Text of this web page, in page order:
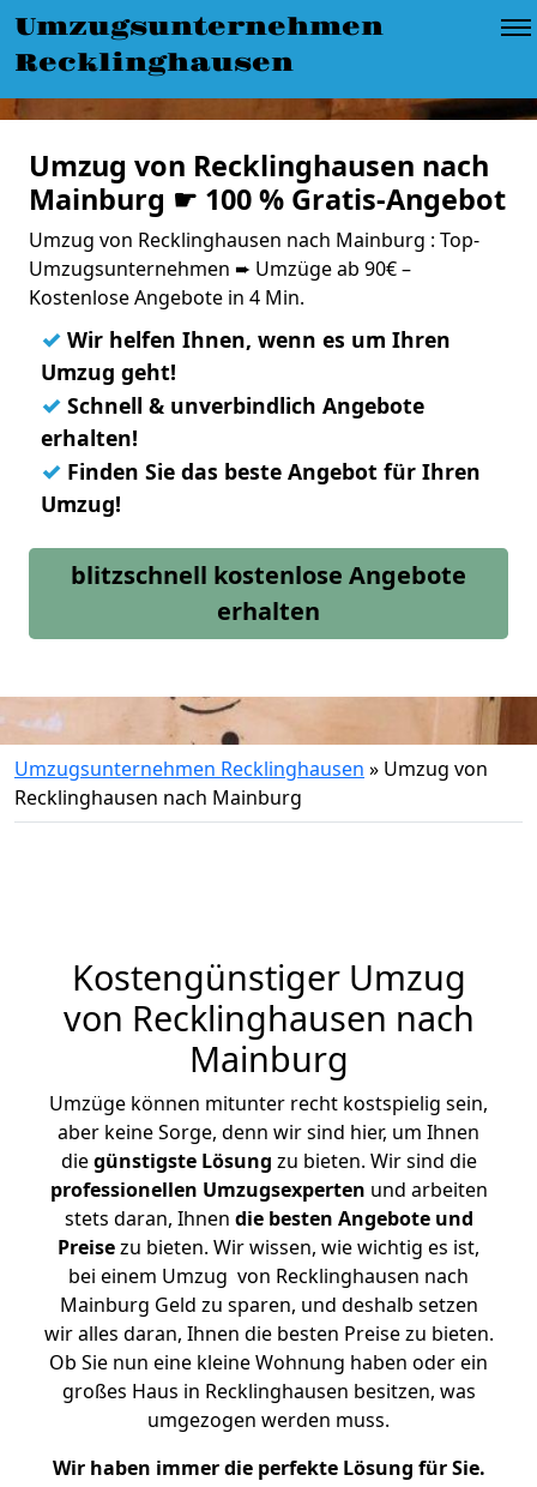
Umzugsunternehmen
Recklinghausen
Umzug von Recklinghausen nach
Mainburg ☛ 100 % Gratis-Angebot
Umzug von Recklinghausen nach Mainburg : Top-
Umzugsunternehmen ➨ Umzüge ab 90€ –
Kostenlose Angebote in 4 Min.
✓ Wir helfen Ihnen, wenn es um Ihren
Umzug geht!
✓ Schnell & unverbindlich Angebote
erhalten!
✓ Finden Sie das beste Angebot für Ihren
Umzug!
blitzschnell kostenlose Angebote
erhalten
Umzugsunternehmen Recklinghausen » Umzug von
Recklinghausen nach Mainburg
Kostengünstiger Umzug
von Recklinghausen nach
Mainburg
Umzüge können mitunter recht kostspielig sein,
aber keine Sorge, denn wir sind hier, um Ihnen
diegünstigste Lösung zu bieten. Wir sind die
professionellen Umzugsexperten und arbeiten
stets daran, Ihnen die besten Angebote und
Preisezu bieten. Wir wissen, wie wichtig es ist,
bei einem Umzug von Recklinghausen nach
Mainburg Geld zu sparen, und deshalb setzen
wir alles daran, Ihnen die besten Preise zu bieten.
Ob Sie nun eine kleine Wohnung haben oder ein
großes Haus in Recklinghausen besitzen, was
umgezogen werden muss.
Wir haben immer die perfekte Lösung für Sie.